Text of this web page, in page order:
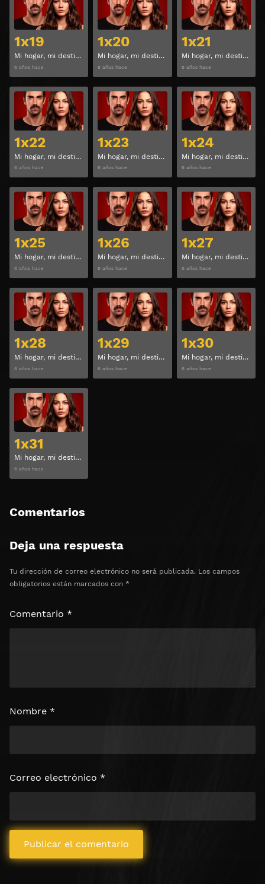
1x19
Mi hogar, mi destino Temporada 1 Capitulo 19
6 años hace
1x20
Mi hogar, mi destino Temporada 1 Capitulo 20
6 años hace
1x21
Mi hogar, mi destino Temporada 1 Capitulo 21
6 años hace
1x22
Mi hogar, mi destino Temporada 1 Capitulo 22
6 años hace
Ver
1x23
Mi hogar, mi destino Temporada 1 Capitulo 23
6 años hace
Ver
1x24
Mi hogar, mi destino Temporada 1 Capitulo 24
6 años hace
1x25
Mi hogar, mi destino Temporada 1 Capitulo 25
6 años hace
Ver
1x26
Mi hogar, mi destino Temporada 1 Capitulo 26
6 años hace
Ver
1x27
Mi hogar, mi destino Temporada 1 Capitulo 27
6 años hace
1x28
Mi hogar, mi destino Temporada 1 Capitulo 28
6 años hace
Ver
1x29
Mi hogar, mi destino Temporada 1 Capitulo 29
6 años hace
Ver
1x30
Mi hogar, mi destino Temporada 1 Capitulo 30
6 años hace
1x31
Mi hogar, mi destino Temporada 1 Capitulo 31
6 años hace
Comentarios
Deja una respuesta
Tu dirección de correo electrónico no será publicada. Los campos
obligatorios están marcados con *
Comentario *
Nombre *
Correo electrónico *